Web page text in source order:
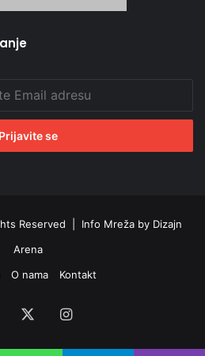
Reserved | Info Mreža by Dizajn
Arena
O nama Kontakt
Facebook Instagram